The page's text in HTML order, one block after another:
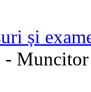
și
-